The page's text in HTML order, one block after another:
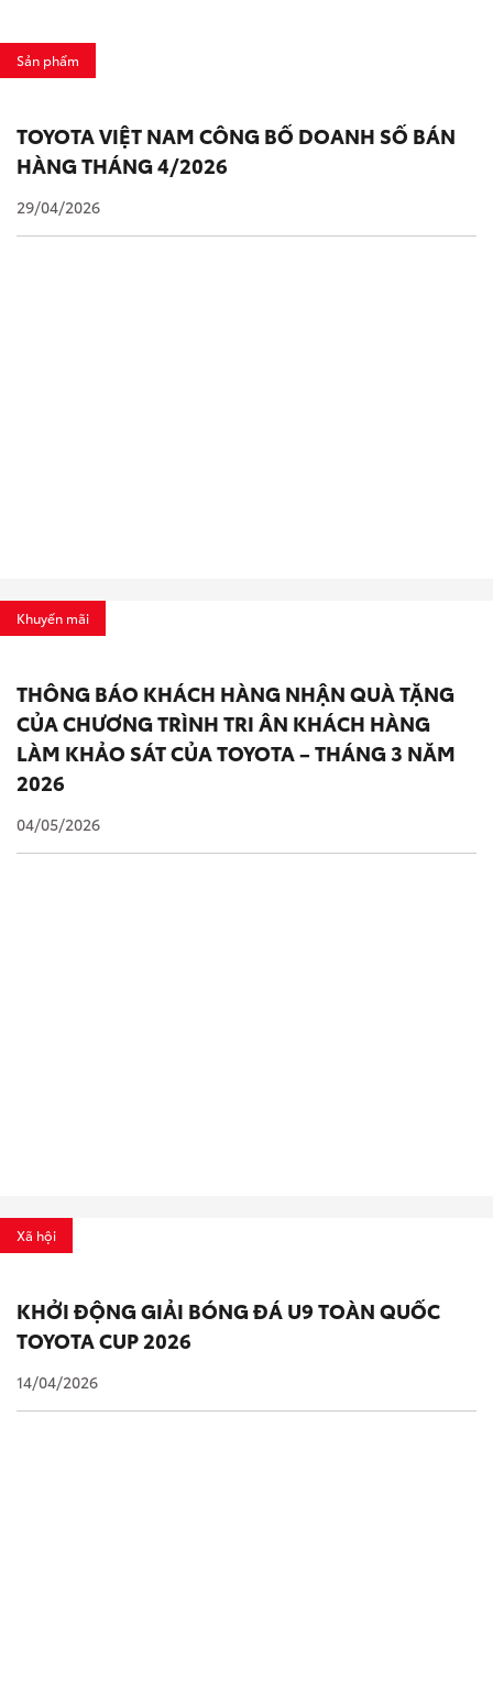
Sản phẩm
TOYOTA VIỆT NAM CÔNG BỐ DOANH SỐ BÁN
HÀNG THÁNG 4/2026
29/04/2026
Khuyến mãi
THÔNG BÁO KHÁCH HÀNG NHẬN QUÀ TẶNG
CỦA CHƯƠNG TRÌNH TRI ÂN KHÁCH HÀNG
LÀM KHẢO SÁT CỦA TOYOTA – THÁNG 3 NĂM
2026
04/05/2026
Xã hội
KHỞI ĐỘNG GIẢI BÓNG ĐÁ U9 TOÀN QUỐC
TOYOTA CUP 2026
14/04/2026